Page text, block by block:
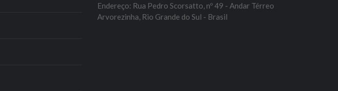
Endereço: Rua Pedro Scorsatto, nº 49 - Andar Térreo
Arvorezinha, Rio Grande do Sul - Brasil